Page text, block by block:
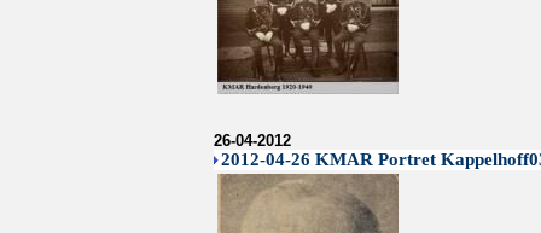
26-04-2012
2012-04-26 KMAR Portret